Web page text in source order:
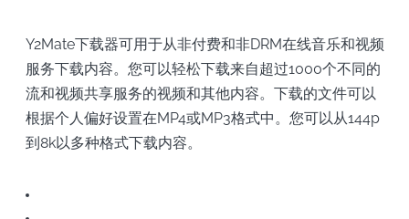
Y2Mate下载器可用于从非付费和非DRM在线音乐和视频
服务下载内容。您可以轻松下载来自超过1000个不同的
流和视频共享服务的视频和其他内容。下载的文件可以
根据个人偏好设置在MP4或MP3格式中。您可以从144p
到8k以多种格式下载内容。